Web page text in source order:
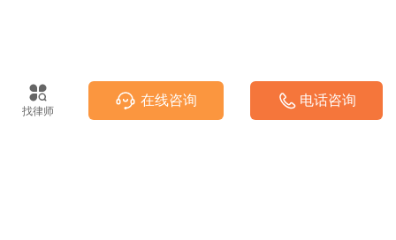
找律师
在线咨询 电话咨询